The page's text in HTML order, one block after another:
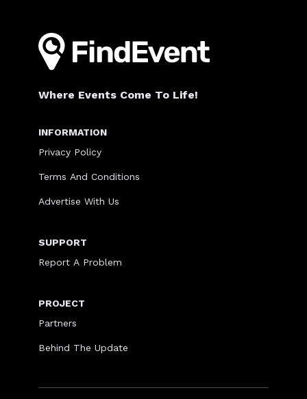
Where Events Come To Life!
INFORMATION
Privacy Policy
Terms And Conditions
Advertise With Us
SUPPORT
Report A Problem
PROJECT
Partners
Behind The Update